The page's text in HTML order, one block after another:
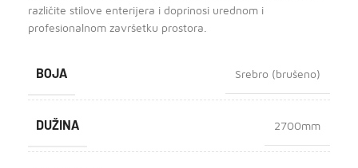
različite stilove enterijera i doprinosi urednom i
profesionalnom završetku prostora.
BOJA Srebro (brušeno)
DUŽINA 2700mm